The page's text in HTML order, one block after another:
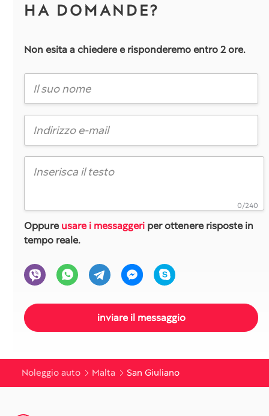
HA DOMANDE?
Non esita a chiedere e risponderemo entro 2 ore.
Oppureusare i messaggeri per ottenere risposte in
tempo reale.
0/240
Noleggio auto Malta San Giuliano